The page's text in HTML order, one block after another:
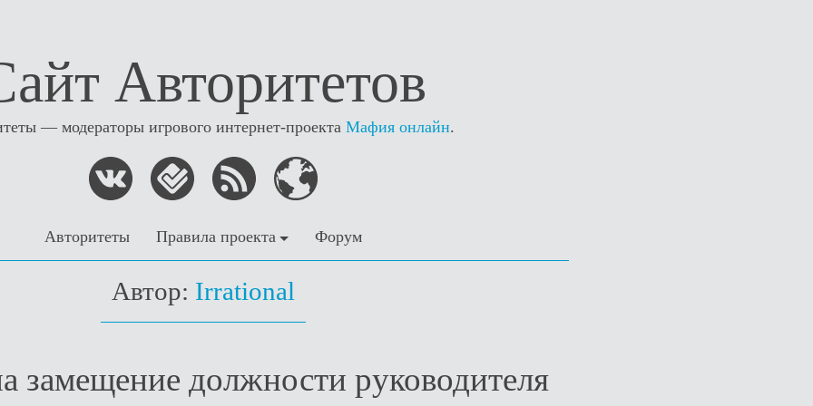
Авторитетов
— модераторы игрового интернет-проектаМафия онлайн.
Авторитеты Правила проекта Форум
Автор: Irrational
замещение должности руководителя